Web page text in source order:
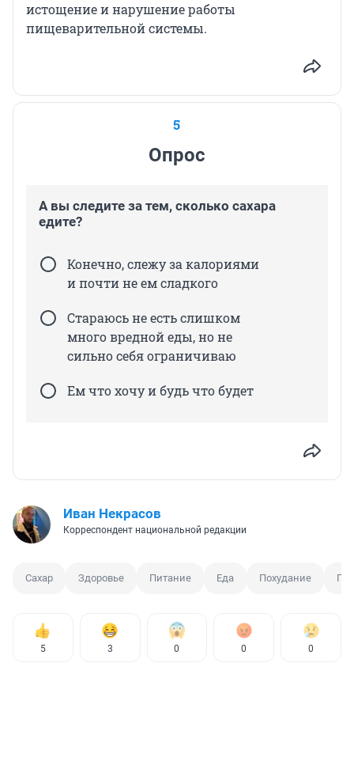
истощение и нарушение работы
пищеварительной системы.
5
Опрос
А вы следите за тем, сколько сахара
едите?
Конечно, слежу за калориями
и почти не ем сладкого
Стараюсь не есть слишком
много вредной еды, но не
сильно себя ограничиваю
Ем что хочу и будь что будет
Иван Некрасов
Корреспондент национальной редакции
Сахар Здоровье Питание Еда Похудание
5 3 0 0 0